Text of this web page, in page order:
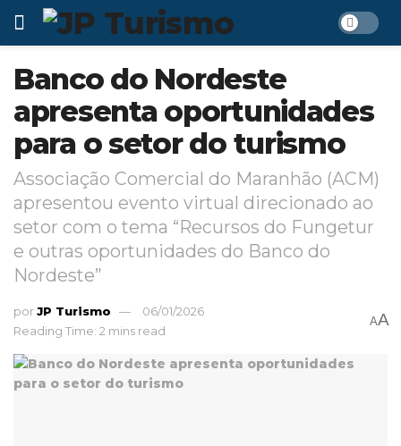
Banco do Nordeste
apresenta oportunidades
para o setor do turismo
Associação Comercial do Maranhão (ACM)
apresentou evento virtual direcionado ao
setor com o tema “Recursos do Fungetur
e outras oportunidades do Banco do
Nordeste”
porJP Turismo
06/01/2026
Reading Time: 2 mins read
AA